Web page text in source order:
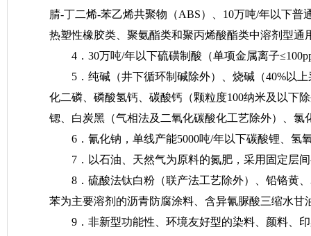
腈-丁二烯-苯乙烯共聚物（ABS）、10万吨/年以下
热塑性橡胶类、聚氨酯类和聚丙烯酸酯类中溶剂型通
4．30万吨/年以下硫磺制酸（单项金属离子
5．纯碱（井下循环制碱除外）、烧碱（40%以
化二磷、磷酸氢钙、碳酸钙（颗粒度100纳米及以下
锶、白炭黑（气相法及二氧化碳酸化工艺除外）、
6．氰化钠，单线产能5000吨/年以下碳酸锂、
7．以石油、天然气为原料的氮肥，采用固定层
8．硫酸法钛白粉（联产法工艺除外）、铅铬黄
苯为主要溶剂的沥青防腐涂料、含异氰脲酸三缩水
9．非新型功能性、环境友好型的染料、颜料、